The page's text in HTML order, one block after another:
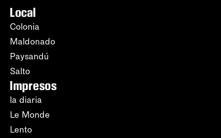
Local
Colonia
Maldonado
Paysandú
Salto
Impresos
la diaria
Le Monde
Lento